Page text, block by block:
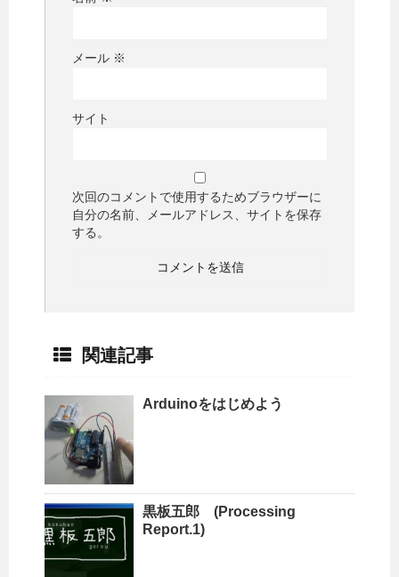
メール ※
サイト
次回のコメントで使用するためブラウザーに
自分の名前、メールアドレス、サイトを保存
する。
関連記事
Arduinoをはじめよう
黒板五郎 (Processing
Report.1)